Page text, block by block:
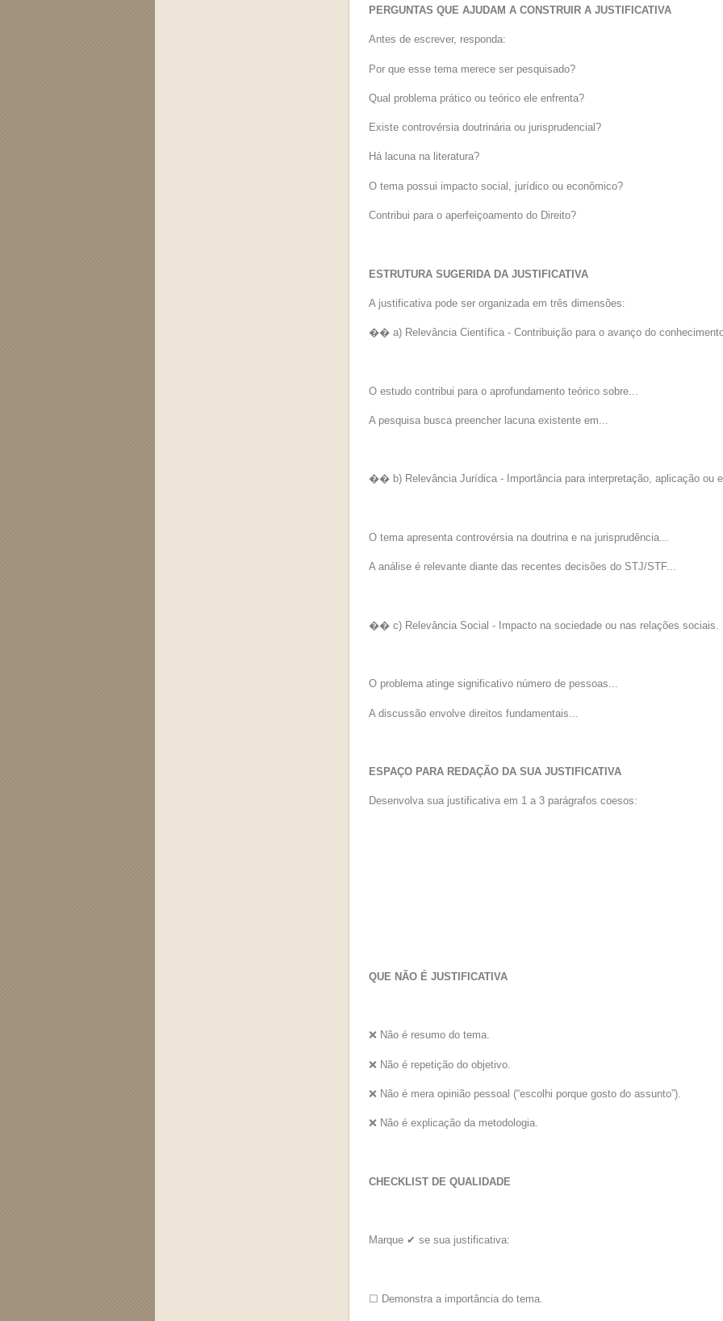
PERGUNTAS QUE AJUDAM A CONSTRUIR A JUSTIFICATIVA
Antes de escrever, responda:
Por que esse tema merece ser pesquisado?
Qual problema prático ou teórico ele enfrenta?
Existe controvérsia doutrinária ou jurisprudencial?
Há lacuna na literatura?
O tema possui impacto social, jurídico ou econômico?
Contribui para o aperfeiçoamento do Direito?
ESTRUTURA SUGERIDA DA JUSTIFICATIVA
A justificativa pode ser organizada em três dimensões:
�� a) Relevância Científica - Contribuição para o avanço do
O estudo contribui para o aprofundamento teórico sobre...
A pesquisa busca preencher lacuna existente em...
�� b) Relevância Jurídica - Importância para interpretação, aplicação ou
O tema apresenta controvérsia na doutrina e na jurisprudência...
A análise é relevante diante das recentes decisões do STJ/STF...
�� c) Relevância Social - Impacto na sociedade ou nas relações sociais.
O problema atinge significativo número de pessoas...
A discussão envolve direitos fundamentais...
ESPAÇO PARA REDAÇÃO DA SUA JUSTIFICATIVA
Desenvolva sua justificativa em 1 a 3 parágrafos coesos:
QUE NÃO É JUSTIFICATIVA
❌ Não é resumo do tema.
❌ Não é repetição do objetivo.
❌ Não é mera opinião pessoal (“escolhi porque gosto do assunto”).
❌ Não é explicação da metodologia.
CHECKLIST DE QUALIDADE
Marque ✔ se sua justificativa:
☐ Demonstra a importância do tema.